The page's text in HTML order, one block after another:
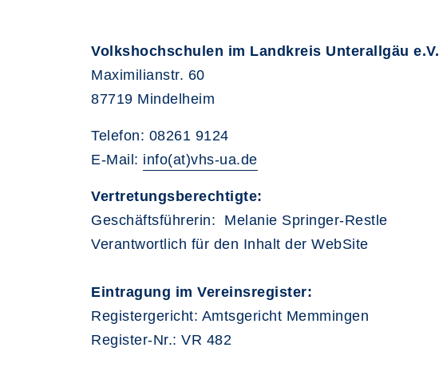
Volkshochschulen im Landkreis Unterallgäu e.V.
Maximilianstr. 60
87719 Mindelheim
Telefon: 08261 9124
E-Mail: info(at)vhs-ua.de
Vertretungsberechtigte:
Geschäftsführerin: Melanie Springer-Restle
Verantwortlich für den Inhalt der WebSite
Eintragung im Vereinsregister:
Registergericht: Amtsgericht Memmingen
Register-Nr.: VR 482